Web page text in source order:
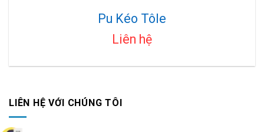
Pu Kéo Tôle
Liên hệ
LIÊN HỆ VỚI CHÚNG TÔI